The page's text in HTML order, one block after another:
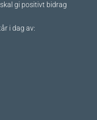
gi positivt bidrag
i dag av: